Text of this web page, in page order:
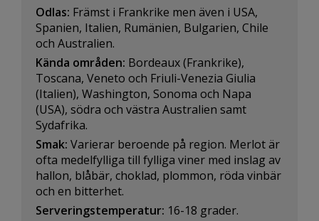
Odlas: Främst i Frankrike men även i USA,
Spanien, Italien, Rumänien, Bulgarien, Chile
och Australien.
Kända områden: Bordeaux (Frankrike),
Toscana, Veneto och Friuli-Venezia Giulia
(Italien), Washington, Sonoma och Napa
(USA), södra och västra Australien samt
Sydafrika.
Smak: Varierar beroende på region. Merlot är
ofta medelfylliga till fylliga viner med inslag av
hallon, blåbär, choklad, plommon, röda vinbär
och en bitterhet.
Serveringstemperatur: 16-18 grader.